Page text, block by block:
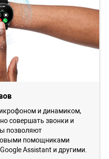
и динамиком,
совершать звонки и
позволяют
помощниками
Assistant и другими.